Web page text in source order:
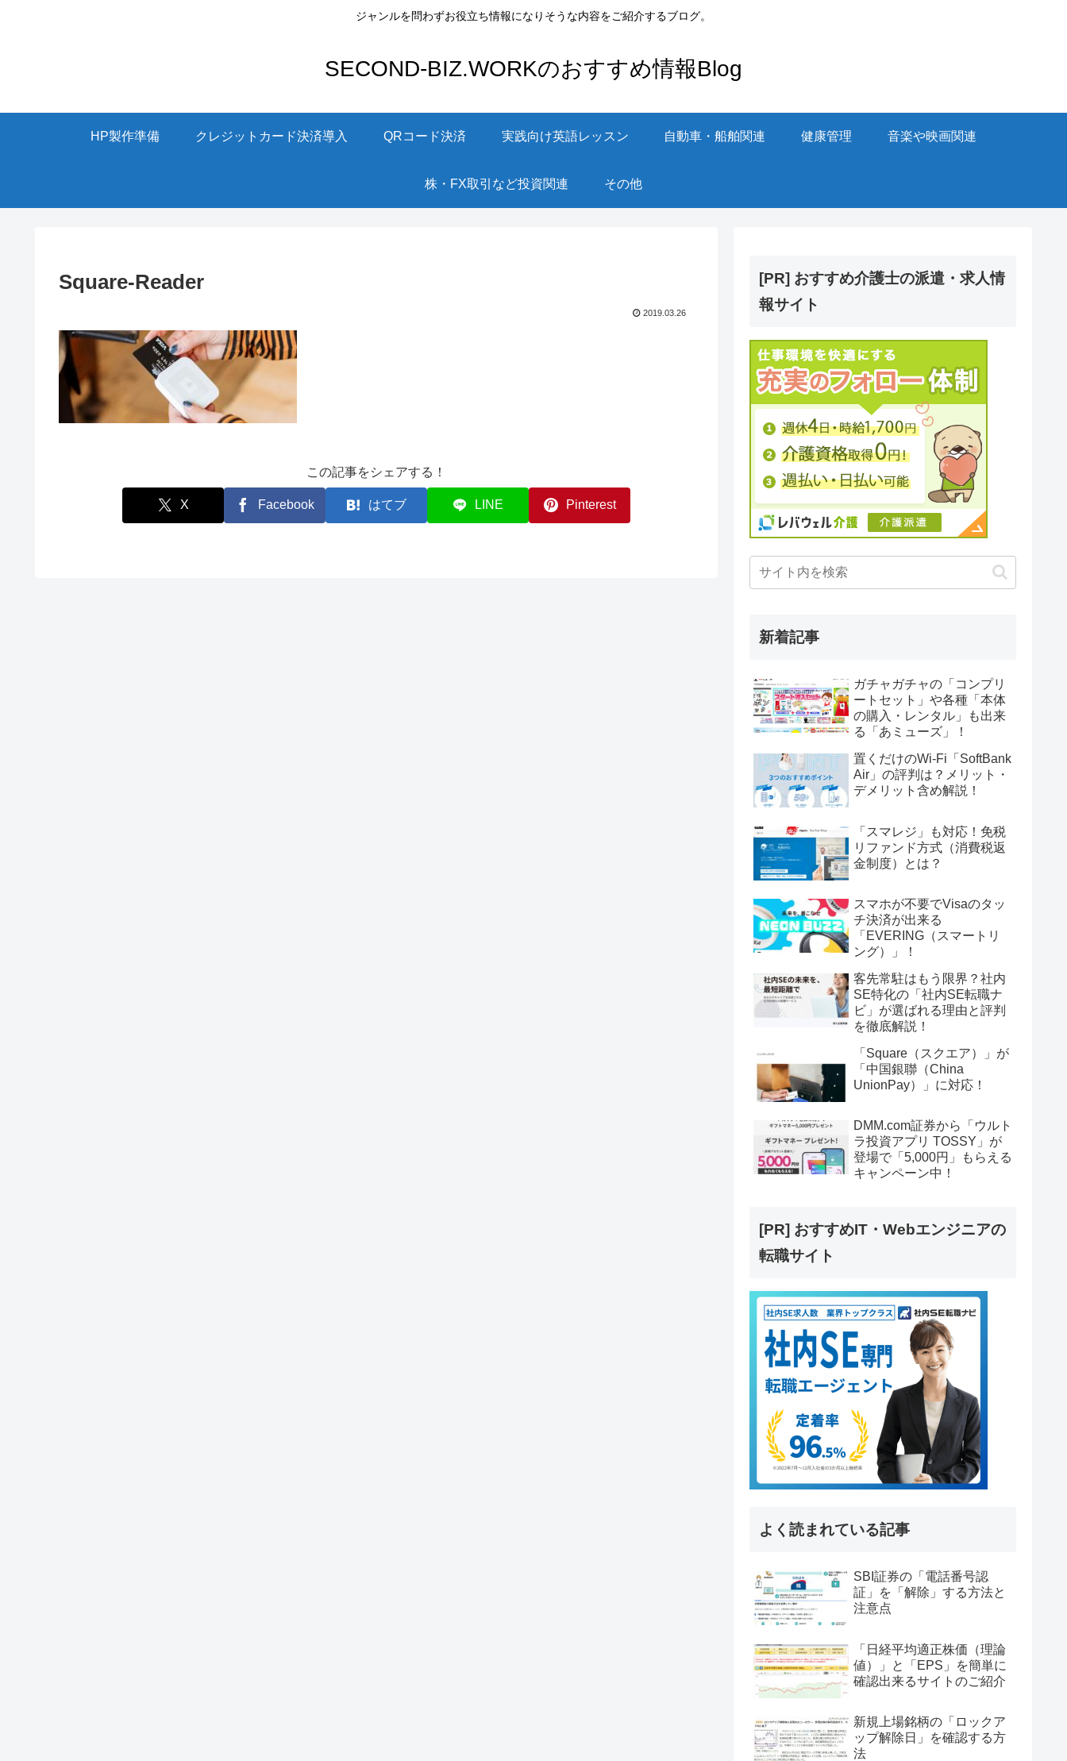
ジャンルを問わずお役立ち情報になりそうな内容をご紹介するブログ。
SECOND-BIZ.WORKのおすすめ情報Blog
HP製作準備 クレジットカード決済導入 QRコード決済 実践向け英語レッスン 自動車・船舶関連 健康管理 音楽や映画関連
株・FX取引など投資関連 その他
Square-Reader
2019.03.26
この記事をシェアする！
X Facebook はてブ LINE Pinterest
[PR] おすすめ介護士の派遣・求人情
報サイト
新着記事
ガチャガチャの「コンプリ
ートセット」や各種「本体
の購入・レンタル」も出来
る「あミューズ」！
置くだけのWi-Fi「SoftBank
Air」の評判は？メリット・
デメリット含め解説！
「スマレジ」も対応！免税
リファンド方式（消費税返
金制度）とは？
スマホが不要でVisaのタッ
チ決済が出来る
「EVERING（スマートリ
ング）」！
客先常駐はもう限界？社内
SE特化の「社内SE転職ナ
ビ」が選ばれる理由と評判
を徹底解説！
「Square（スクエア）」が
「中国銀聯（China
UnionPay）」に対応！
DMM.com証券から「ウルト
ラ投資アプリ TOSSY」が
登場で「5,000円」もらえる
キャンペーン中！
[PR] おすすめIT・Webエンジニアの
転職サイト
よく読まれている記事
SBI証券の「電話番号認
証」を「解除」する方法と
注意点
「日経平均適正株価（理論
値）」と「EPS」を簡単に
確認出来るサイトのご紹介
新規上場銘柄の「ロックア
ップ解除日」を確認する方
法